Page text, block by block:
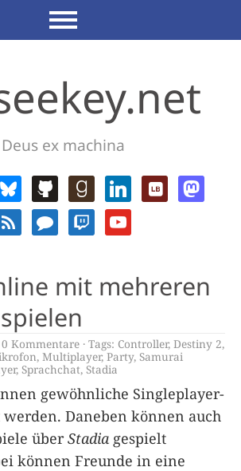
Deus ex machina
mit mehreren
0 Kommentare Tags: Controller, Destiny 2,
, Multiplayer,Party, Samurai
, Sprachchat, Stadia
gewöhnliche Singleplayer-
werden. Daneben können auch
überStadia gespielt
können Freunde in eine